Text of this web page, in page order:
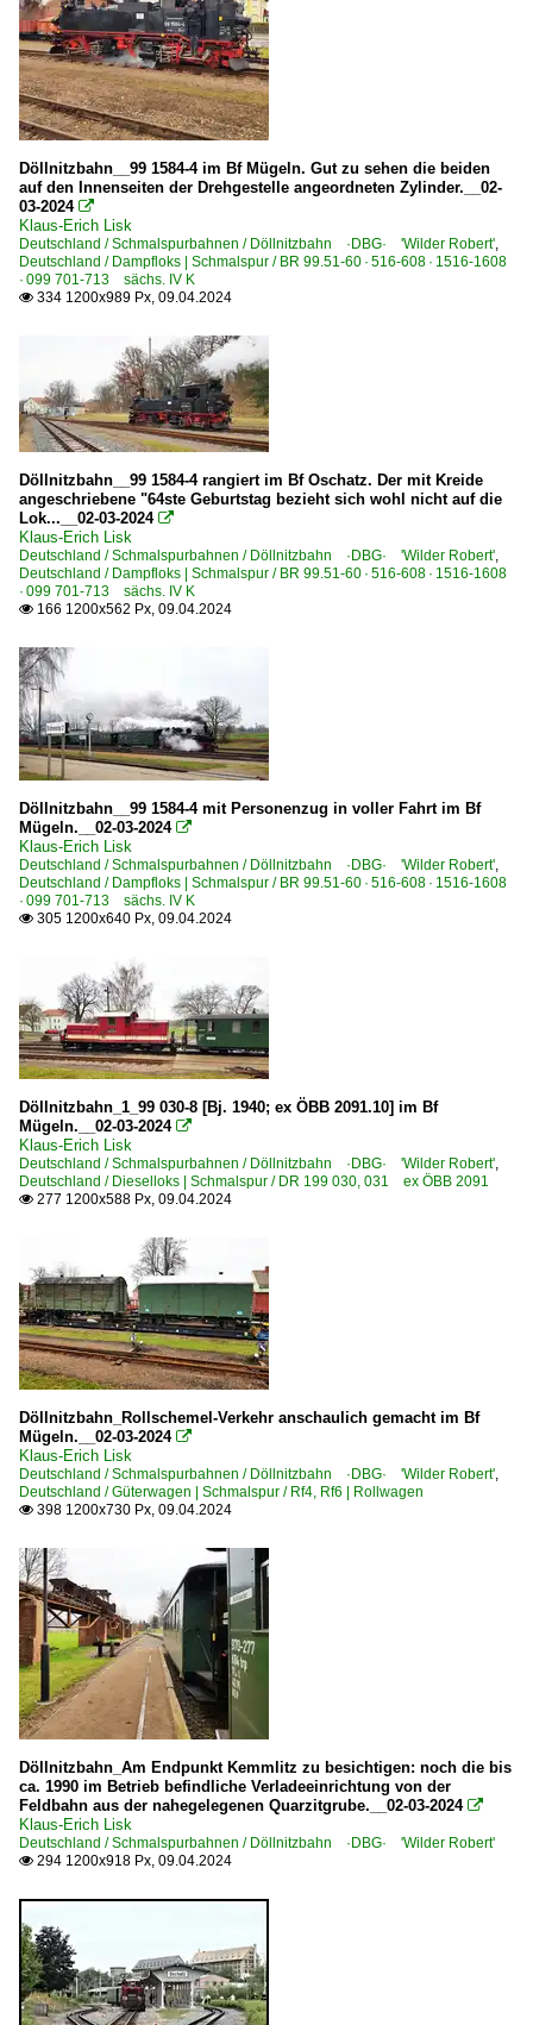
Döllnitzbahn__99 1584-4 im Bf Mügeln. Gut zu sehen die beiden
auf den Innenseiten der Drehgestelle angeordneten Zylinder.__02-
03-2024 
Klaus-Erich Lisk
Deutschland / Schmalspurbahnen / Döllnitzbahn ·DBG· 'Wilder Robert',
Deutschland / Dampfloks | Schmalspur / BR 99.51-60 · 516-608 · 1516-1608
· 099 701-713 sächs. IV K
 334 1200x989 Px, 09.04.2024
Döllnitzbahn__99 1584-4 rangiert im Bf Oschatz. Der mit Kreide
angeschriebene "64ste Geburtstag bezieht sich wohl nicht auf die
Lok...__02-03-2024 
Klaus-Erich Lisk
Deutschland / Schmalspurbahnen / Döllnitzbahn ·DBG· 'Wilder Robert',
Deutschland / Dampfloks | Schmalspur / BR 99.51-60 · 516-608 · 1516-1608
· 099 701-713 sächs. IV K
 166 1200x562 Px, 09.04.2024
Döllnitzbahn__99 1584-4 mit Personenzug in voller Fahrt im Bf
Mügeln.__02-03-2024 
Klaus-Erich Lisk
Deutschland / Schmalspurbahnen / Döllnitzbahn ·DBG· 'Wilder Robert',
Deutschland / Dampfloks | Schmalspur / BR 99.51-60 · 516-608 · 1516-1608
· 099 701-713 sächs. IV K
 305 1200x640 Px, 09.04.2024
Döllnitzbahn_1_99 030-8 [Bj. 1940; ex ÖBB 2091.10] im Bf
Mügeln.__02-03-2024 
Klaus-Erich Lisk
Deutschland / Schmalspurbahnen / Döllnitzbahn ·DBG· 'Wilder Robert',
Deutschland / Dieselloks | Schmalspur / DR 199 030, 031 ex ÖBB 2091
 277 1200x588 Px, 09.04.2024
Döllnitzbahn_Rollschemel-Verkehr anschaulich gemacht im Bf
Mügeln.__02-03-2024 
Klaus-Erich Lisk
Deutschland / Schmalspurbahnen / Döllnitzbahn ·DBG· 'Wilder Robert',
Deutschland / Güterwagen | Schmalspur / Rf4, Rf6 | Rollwagen
 398 1200x730 Px, 09.04.2024
Döllnitzbahn_Am Endpunkt Kemmlitz zu besichtigen: noch die bis
ca. 1990 im Betrieb befindliche Verladeeinrichtung von der
Feldbahn aus der nahegelegenen Quarzitgrube.__02-03-2024 
Klaus-Erich Lisk
Deutschland / Schmalspurbahnen / Döllnitzbahn ·DBG· 'Wilder Robert'
 294 1200x918 Px, 09.04.2024